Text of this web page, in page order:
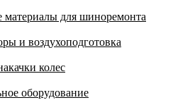
материалы для шиноремонта
и воздухоподготовка
колес
оборудование